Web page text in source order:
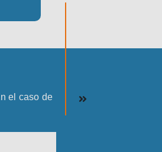
el caso de